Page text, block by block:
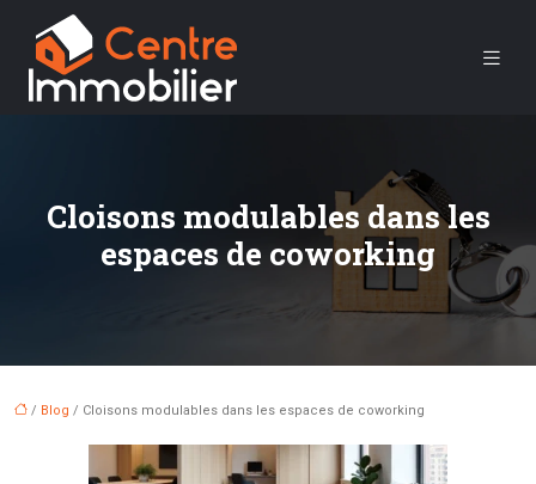
Cloisons modulables dans les
espaces de coworking
/ Blog / Cloisons modulables dans les espaces de coworking